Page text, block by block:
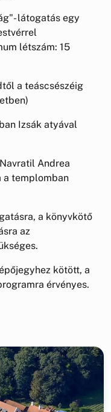
látogatás egy
létszám: 15
a teáscsészéig
Izsák atyával
Andrea
a templomban
a könyvkötő
az
kötött, a
érvényes.